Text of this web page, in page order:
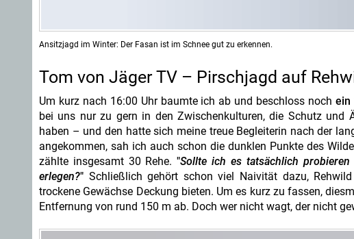
Ansitzjagd im Winter: Der Fasan ist im Schnee gut zu erkennen.
Tom von Jäger TV – Pirschjagd auf
Um kurz nach 16:00 Uhr baumte ich ab und beschloss noch ein
bei uns nur zu gern in den Zwischenkulturen, die Schutz
haben – und den hatte sich meine treue Begleiterin nach der
angekommen, sah ich auch schon die dunklen Punkte des
zählte insgesamt 30 Rehe. "Sollte ich es tatsächlich
erlegen?" Schließlich gehört schon viel Naivität dazu,
trockene Gewächse Deckung bieten. Um es kurz zu fassen,
Entfernung von rund 150 m ab. Doch wer nicht wagt, der nicht